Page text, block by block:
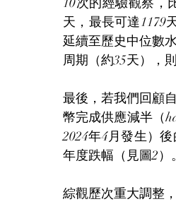
天，最長可達1179
延續至歷史中位數
周期（約35天），
最後，若我們回顧
幣完成供應減半（
2024年4月發生）
年度跌幅（見圖2
綜觀歷次重大調整